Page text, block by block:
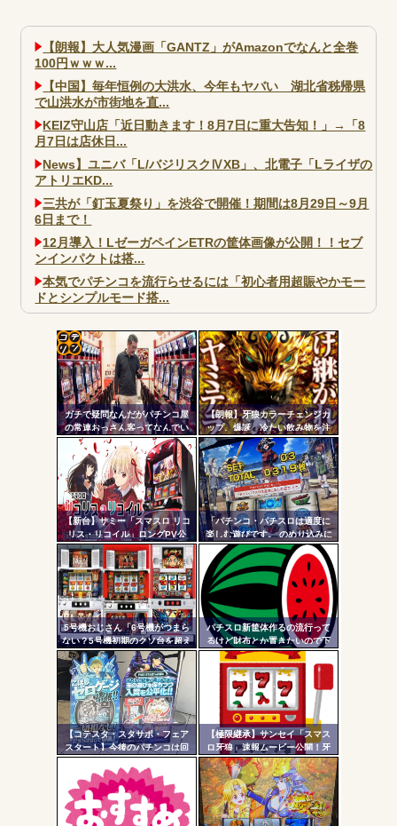
【朗報】大人気漫画「GANTZ」がAmazonでなんと全巻
100円ｗｗｗ...
【中国】毎年恒例の大洪水、今年もヤバい 湖北省秭帰県
で山洪水が市街地を直...
KEIZ守山店「近日動きます！8月7日に重大告知！」→「8
月7日は店休日...
News】ユニバ「L/バジリスクⅣXB」、北電子「Lライザの
アトリエKD...
三共が「釘玉夏祭り」を渋谷で開催！期間は8月29日～9月
6日まで！
12月導入！LゼーガペインETRの筐体画像が公開！！セブ
ンインパクトは搭...
本気でパチンコを流行らせるには「初心者用超賑やかモー
ドとシンプルモード搭...
パチンコで人気のないキャラを青色担当にするのやめろや
ワイ、パチンコ屋店員の目の前で会員カードを握り潰し
「今までありがとう」と...
無職のパチンコカス(22)なんやが、ワイの人生どれくらい
ヤバいか教えて？...
AngelBeats!とかいうクソアニメの思い出ｗｗｗ
Powered by livedoor 相互RSS
ガチで疑問なんだがパチンコ屋
の常連おっさん客ってなんでい
つも同じ服着てるの？
【朗報】牙狼カラーチェンジカ
ップ、爆誕 冷たい飲み物を注
ぐと背景が浮かび上がる
【新台】サミー「スマスロ リコ
リス・リコイル」ロングPV公
開！新時代の疑似ボ連打を体感
せよ！！！
「パチンコ・パチスロは適度に
楽しむ遊びです。 のめり込みに
注意しましょう。」←これおか
しいだろｗｗｗ
5号機おじさん「6号機がつまら
ない？5号機初期のクソ台を超え
る事は絶対に無理」
パチスロ新筐体作るの流行って
るけど財布とか置きたいので下
皿とか今まで通りがいいわ
【コテスタ・スタサポ・フェア
スタート】今後のパチンコは回
数固定系必須でいいよな。そし
て釘は完全に廃止するべき
【極限継承】サンセイ「スマス
ロ牙狼」速報ムービー公開！牙
狼の名に恥じぬ出玉性能がパチ
ンコからスロットへ
コテ
リン
- 固
ンク
自動
更新
ツー
ル